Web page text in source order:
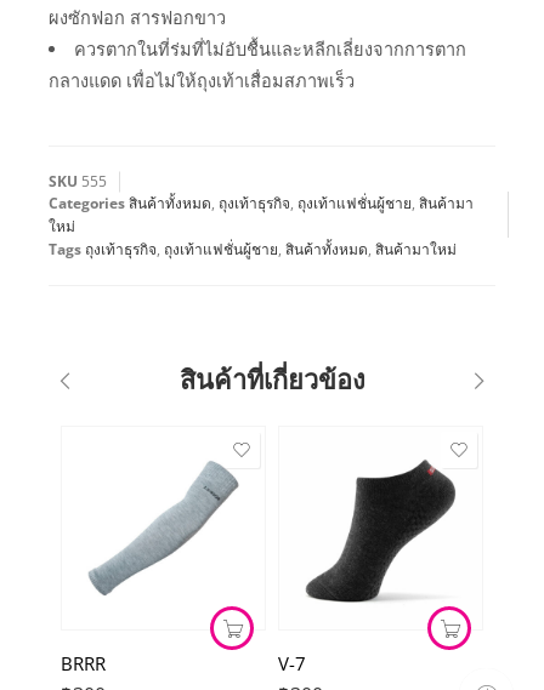
ผงซักฟอก สารฟอกขาว
ควรตากในที่ร่มที่ไม่อับชื้นและหลีกเลี่ยงจากการตาก
กลางแดด เพื่อไม่ให้ถุงเท้าเสื่อมสภาพเร็ว
SKU 555
Categoriesสินค้าทั้งหมด, ถุงเท้าธุรกิจ, ถุงเท้าแฟชั่นผู้ชาย, สินค้ามา
ใหม่
Tags ถุงเท้าธุรกิจ, ถุงเท้าแฟชั่นผู้ชาย, สินค้าทั้งหมด, สินค้ามาใหม่
สินค้าที่เกี่ยวข้อง
BRRR V-7